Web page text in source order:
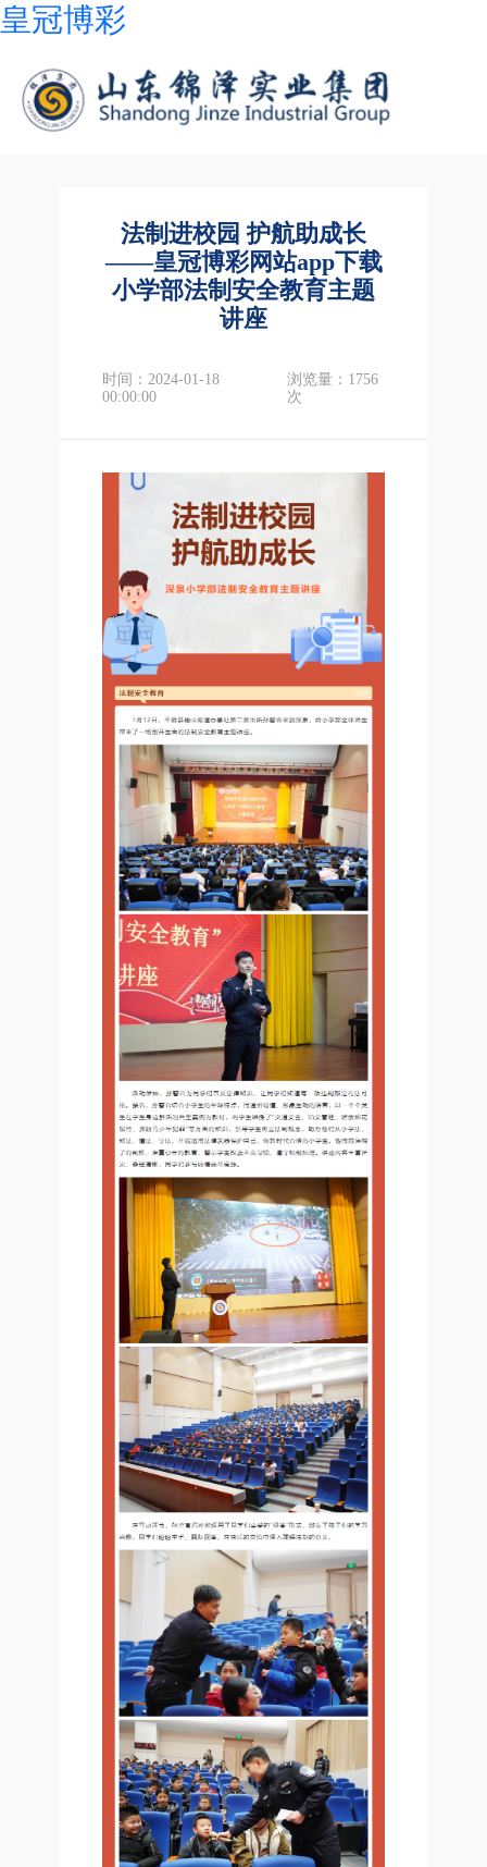
皇冠博彩
法制进校园 护航助成长
——皇冠博彩网站app下载
小学部法制安全教育主题
讲座
时间：2024-01-18
00:00:00
浏览量：1756
次